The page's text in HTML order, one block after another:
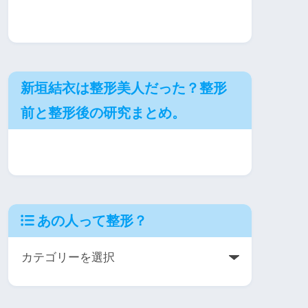
新垣結衣は整形美人だった？整形
前と整形後の研究まとめ。
あの人って整形？